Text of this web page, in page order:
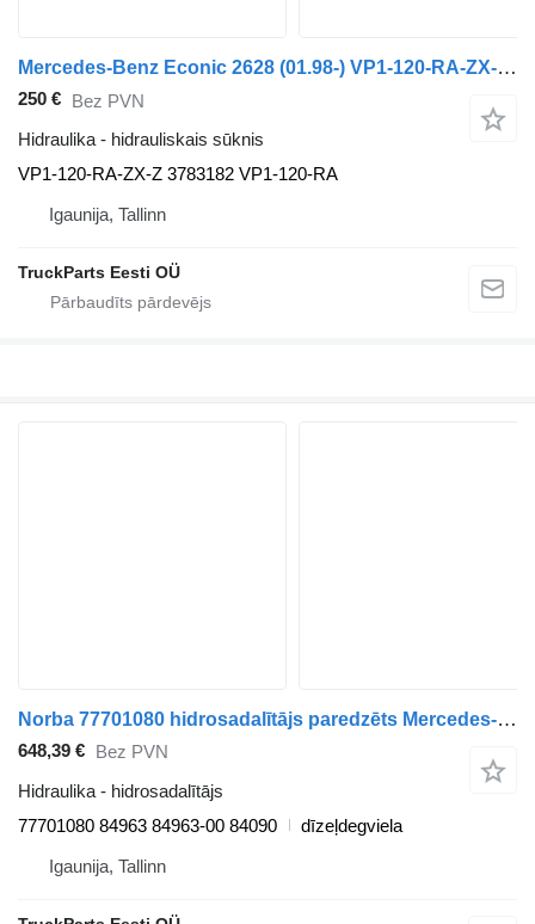
Mercedes-Benz Econic 2628 (01.98-) VP1-120-RA-ZX-Z hidrauliskais sūknis paredzēts Mercedes-Benz Econic (1998-2014) vilcēja
250 € Bez PVN
Hidraulika - hidrauliskais sūknis
VP1-120-RA-ZX-Z 3783182 VP1-120-RA
Igaunija, Tallinn
TruckParts Eesti OÜ
Norba 77701080 hidrosadalītājs paredzēts Mercedes-Benz Econic (1998-2014) vilcēja
648,39 €
Bez PVN
Hidraulika - hidrosadalītājs
77701080 84963 84963-00 84090
dīzeļdegviela
Igaunija, Tallinn